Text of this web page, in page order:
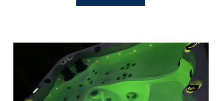
subaquatique